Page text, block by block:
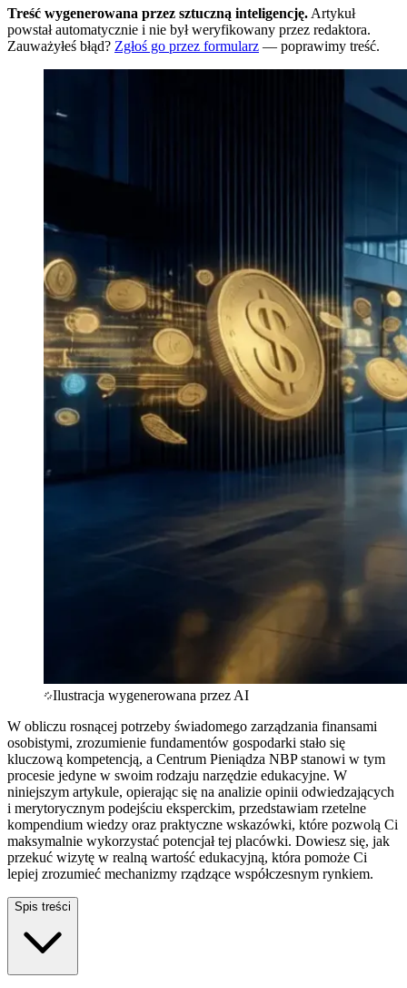
Treść wygenerowana przez sztuczną inteligencję. Artykuł
powstał automatycznie i nie był weryfikowany przez redaktora.
Zauważyłeś błąd? Zgłoś go przez formularz — poprawimy treść.
Ilustracja wygenerowana przez AI
W obliczu rosnącej potrzeby świadomego zarządzania finansami
osobistymi, zrozumienie fundamentów gospodarki stało się
kluczową kompetencją, a Centrum Pieniądza NBP stanowi w tym
procesie jedyne w swoim rodzaju narzędzie edukacyjne. W
niniejszym artykule, opierając się na analizie opinii odwiedzających
i merytorycznym podejściu eksperckim, przedstawiam rzetelne
kompendium wiedzy oraz praktyczne wskazówki, które pozwolą Ci
maksymalnie wykorzystać potencjał tej placówki. Dowiesz się, jak
przekuć wizytę w realną wartość edukacyjną, która pomoże Ci
lepiej zrozumieć mechanizmy rządzące współczesnym rynkiem.
Spis treści